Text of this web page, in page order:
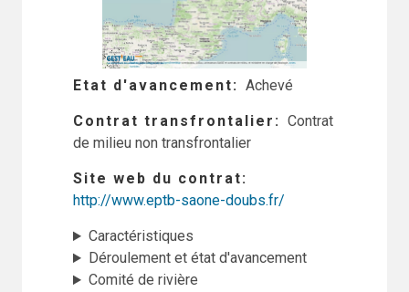
Etat d'avancement Achevé
Contrat transfrontalier
Contrat
de milieu non transfrontalier
Site web du contrat
http://www.eptb-saone-doubs.fr/
Caractéristiques
Déroulement et état d'avancement
Comité de rivière